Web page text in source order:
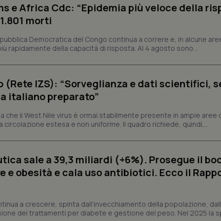
e Africa Cdc: “Epidemia più veloce della
morti
Democratica del Congo continua a correre e, in alcune
rapidamente della capacità di risposta. Al 4 agosto sono...
(Rete IZS): “Sorveglianza e dati scientifici,
italiano preparato”
che il West Nile virus è ormai stabilmente presente in ampie aree
estesa e non uniforme. Il quadro richiede, quindi,...
sale a 39,3 miliardi (+6%). Prosegue il
e obesità e cala uso antibiotici. Ecco il
a crescere, spinta dall'invecchiamento della popolazione,
dei trattamenti per diabete e gestione del peso. Nel 2025 la
a rendere fruibile il sito web abilitandone funzionalità di base quali la
del sito. Il sito web non è in grado di funzionare correttamente senza questi
.youtube.com
settimane
scelte di consenso e privacy
interazione con il sito. Registra i
CookieScript
5 mesi 3
Questo cookie viene utilizzato
www.quotidianosanita.it
4
settimane
Questo cookie è impostato
abilitare il sistema di tracking
settimane
2 giorni
assegnare un identificatore